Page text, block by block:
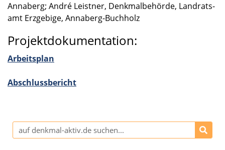
Annaberg; André Leist­ner, Denkmal­be­hörde, Landrats­
amt Erzge­bige, Annaberg-Buchholz
Projektdokumentation:
Arbeits­plan
Abschluss­be­richt